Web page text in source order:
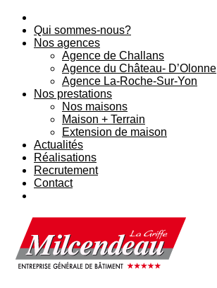
Qui sommes-nous?
Nos agences
Agence de Challans
Agence du Château- D’Olonne
Agence La-Roche-Sur-Yon
Nos prestations
Nos maisons
Maison + Terrain
Extension de maison
Actualités
Réalisations
Recrutement
Contact